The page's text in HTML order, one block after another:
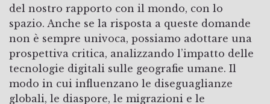
del nostro rapporto con il mondo, con lo
spazio. Anche se la risposta a queste domande
non è sempre univoca, possiamo adottare una
prospettiva critica, analizzando l’impatto delle
tecnologie digitali sulle geografie umane. Il
modo in cui influenzano le diseguaglianze
globali, le diaspore, le migrazioni e le